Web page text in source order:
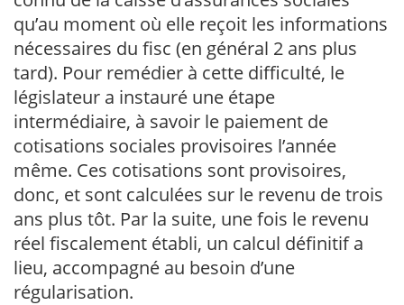
qu’au moment où elle reçoit les informations
nécessaires du fisc (en général 2 ans plus
tard). Pour remédier à cette difficulté, le
législateur a instauré une étape
intermédiaire, à savoir le paiement de
cotisations sociales provisoires l’année
même. Ces cotisations sont provisoires,
donc, et sont calculées sur le revenu de trois
ans plus tôt. Par la suite, une fois le revenu
réel fiscalement établi, un calcul définitif a
lieu, accompagné au besoin d’une
régularisation.